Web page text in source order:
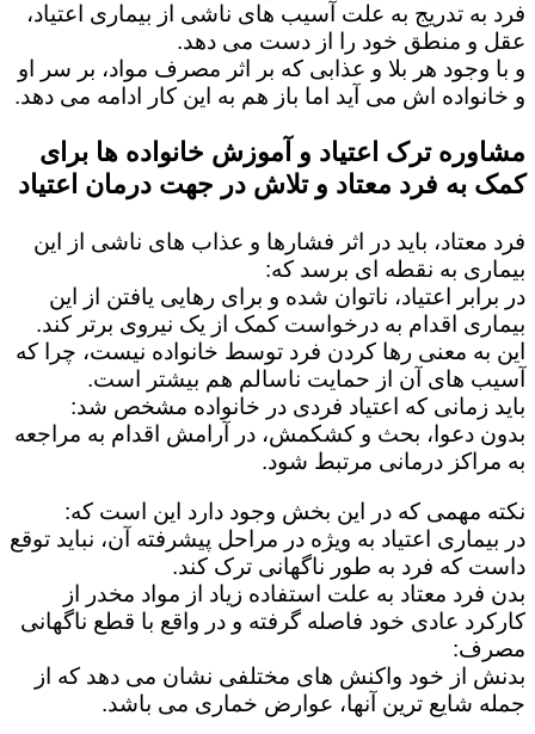
فرد به تدریج به علت آسیب های ناشی از بیماری اعتیاد،
عقل و منطق خود را از دست می دهد.
و با وجود هر بلا و عذابی که بر اثر مصرف مواد، بر سر او
و خانواده اش می آید اما باز هم به این کار ادامه می دهد.
مشاوره ترک اعتیاد و آموزش خانواده ها برای
کمک به فرد معتاد و تلاش در جهت درمان اعتیاد
فرد معتاد، باید در اثر فشارها و عذاب های ناشی از این
بیماری به نقطه ای برسد که:
در برابر اعتیاد، ناتوان شده و برای رهایی یافتن از این
بیماری اقدام به درخواست کمک از یک نیروی برتر کند.
این به معنی رها کردن فرد توسط خانواده نیست، چرا که
آسیب های آن از حمایت ناسالم هم بیشتر است.
باید زمانی که اعتیاد فردی در خانواده مشخص شد:
بدون دعوا، بحث و کشکمش، در آرامش اقدام به مراجعه
به مراکز درمانی مرتبط شود.
نکته مهمی که در این بخش وجود دارد این است که:
در بیماری اعتیاد به ویژه در مراحل پیشرفته آن، نباید توقع
داست که فرد به طور ناگهانی ترک کند.
بدن فرد معتاد به علت استفاده زیاد از مواد مخدر از
کارکرد عادی خود فاصله گرفته و در واقع با قطع ناگهانی
مصرف:
بدنش از خود واکنش های مختلفی نشان می دهد که از
جمله شایع ترین آنها، عوارض خماری می باشد.